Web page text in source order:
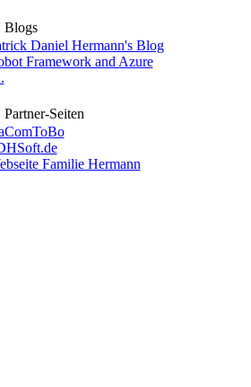
Blogs
Daniel Hermann's Blog
Framework and Azure
Partner-Seiten
Familie Hermann